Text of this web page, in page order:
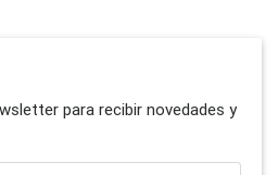
para recibir novedades y